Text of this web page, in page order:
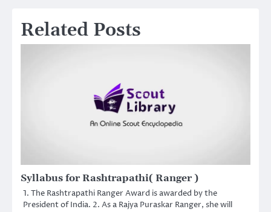
Related Posts
Syllabus for Rashtrapathi( Ranger )
1. The Rashtrapathi Ranger Award is awarded by the
President of India. 2. As a Rajya Puraskar Ranger, she will